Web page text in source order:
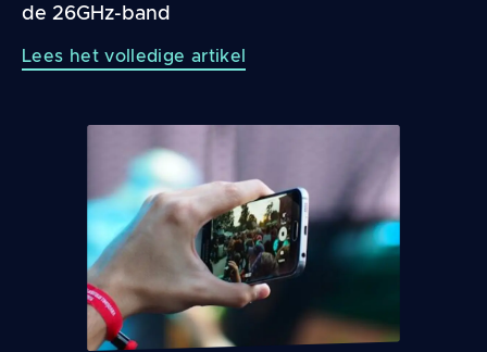
de 26GHz-band
Lees het volledige artikel